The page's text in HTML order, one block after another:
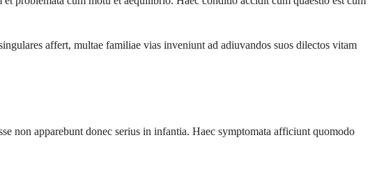
affert, multae familiae vias inveniunt ad adiuvandos suos dilectos vitam
non apparebunt donec serius in infantia. Haec symptomata afficiunt quomodo